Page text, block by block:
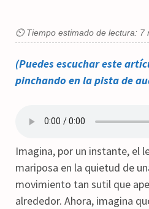
⏲ Tiempo estimado de lectura: 7
(Puedes escuchar este
pinchando en la pista de
Imagina, por un instante, el
mariposa en la quietud de
movimiento tan sutil que
alrededor. Ahora, imagina